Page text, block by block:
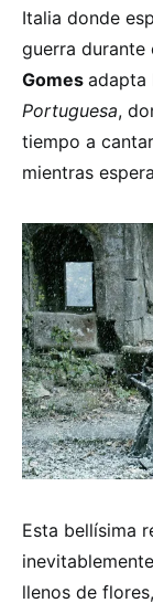
Italia donde
guerra durante
Gomes adapta
Portuguesa,
tiempo a
mientras
Esta bellísima
llenos de